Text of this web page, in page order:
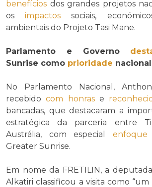
benefícios dos grandes projetos
osimpactos sociais,
ambientais do Projeto Tasi Mane.
Parlamento e Governo
Sunrise como prioridade nacional
No Parlamento Nacional,
recebidocom honrase
bancadas, que destacaram a
estratégica da parceria entre
Austrália, com especial enfoque
Greater Sunrise.
Em nome da FRETILIN, a
Alkatiri classificou a visita como “um